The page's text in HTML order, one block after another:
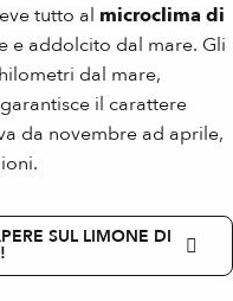
tutto al microclima di
e addolcito dal mare. Gli
dal mare,
il carattere
da novembre ad aprile,
SUL LIMONE DI